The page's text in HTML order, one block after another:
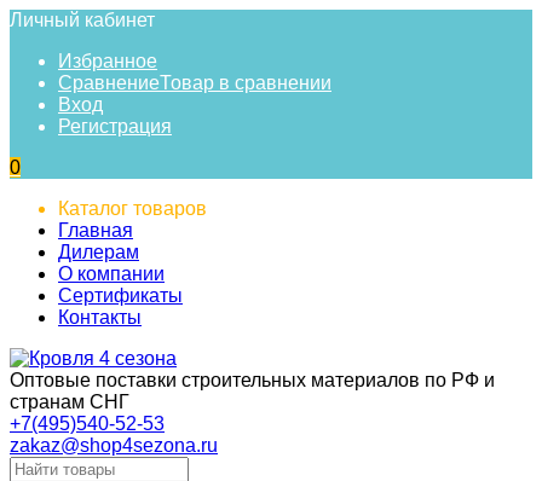
Личный кабинет
Избранное
СравнениеТовар в сравнении
Вход
Регистрация
0
Каталог товаров
Главная
Дилерам
О компании
Сертификаты
Контакты
Оптовые поставки строительных материалов по РФ и
странам СНГ
+7(495)540-52-53
zakaz@shop4sezona.ru